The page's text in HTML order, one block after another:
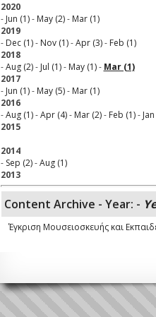
2020
- Jun (1)- May (2)- Mar (1)
2019
- Dec (1)- Nov (1)-Apr (3)- Feb (1)
2018
-Aug (2)- Jul (1)- May (1)- Mar (1)
2017
- Jun (1)- May (5)- Mar (1)
2016
-Aug (1)-Apr (4)- Mar (2)- Feb (1)-
2015
2014
- Sep (2)-Aug (1)
2013
Content Archive - Year: -
Έγκριση Μουσειοσκευής και